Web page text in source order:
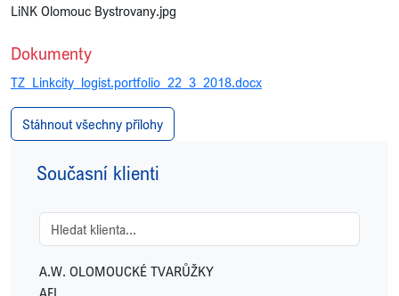
LiNK Olomouc Bystrovany.jpg
Dokumenty
TZ_Linkcity_logist.portfolio_22_3_2018.docx
Stáhnout všechny přílohy
Současní klienti
A.W. OLOMOUCKÉ TVARŮŽKY
AFI